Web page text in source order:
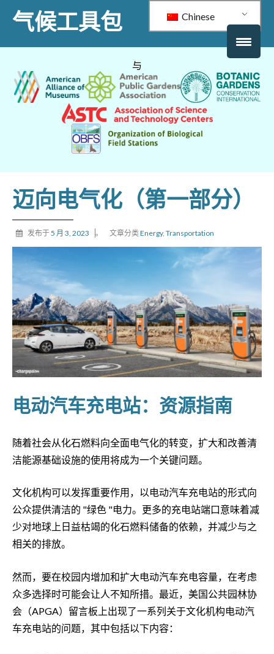
气候工具包 Chinese
与
迈向电气化（第一部分）
发布于5 月 3, 2023 。 文章分类Energy, Transportation
电动汽车充电站：资源指南
随着社会从化石燃料向全面电气化的转变，扩大和改善清
洁能源基础设施的使用将成为一个关键问题。
文化机构可以发挥重要作用，以电动汽车充电站的形式向
公众提供清洁的 "绿色 "电力。更多的充电站端口意味着减
少对地球上日益枯竭的化石燃料储备的依赖，并减少与之
相关的排放。
然而，要在校园内增加和扩大电动汽车充电容量，在考虑
众多选择时可能会让人不知所措。最近，美国公共园林协
会（APGA）留言板上出现了一系列关于文化机构电动汽
车充电站的问题，其中包括以下内容：